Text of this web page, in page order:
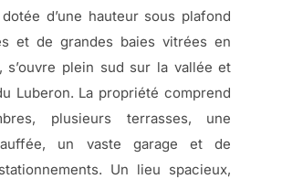
d’une hauteur sous plafond
et de grandes baies vitrées en
s’ouvre plein sud sur la vallée et
Luberon. La propriété comprend
plusieurs terrasses, une
un vaste garage et de
Un lieu spacieux,